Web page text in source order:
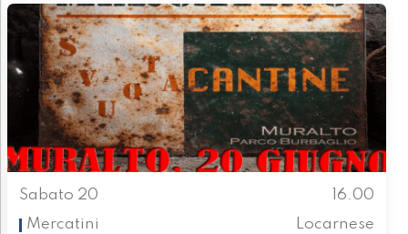
Sabato 20
16.00
Mercatini
Locarnese